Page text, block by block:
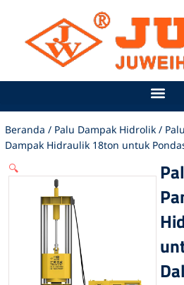
konten
Beranda / Palu Dampak Hidrolik /
Dampak Hidraulik 18ton untuk
🔍